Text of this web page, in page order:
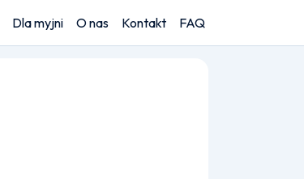
Dla myjni O nas Kontakt FAQ